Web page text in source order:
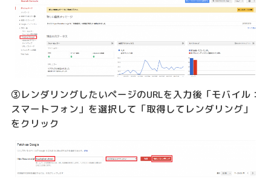
③レンダリングしたいページのURLを入力後「モバイル：
スマートフォン」を選択して「取得してレンダリング」
をクリック